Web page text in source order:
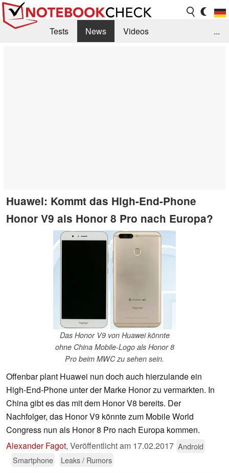
Tests News
Videos
...
Huawei: Kommt das High-End-Phone
Honor V9 als Honor 8 Pro nach Europa?
Das Honor V9 von Huawei könnte
ohne China Mobile-Logo als Honor 8
Pro beim MWC zu sehen sein.
Offenbar plant Huawei nun doch auch hierzulande ein
High-End-Phone unter der Marke Honor zu vermarkten. In
China gibt es das mit dem Honor V8 bereits. Der
Nachfolger, das Honor V9 könnte zum Mobile World
Congress nun als Honor 8 Pro nach Europa kommen.
Alexander Fagot, Veröffentlicht am 17.02.2017 Android
Smartphone
Leaks / Rumors